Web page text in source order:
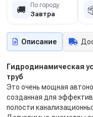
🚚 По городу
Завтра
Описание
Гидродинамическая
труб
Это очень мощная
созданная для
полости